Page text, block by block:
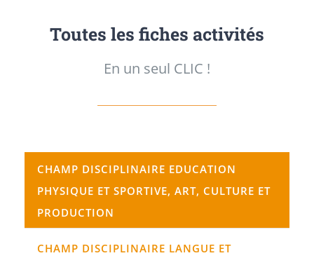
Toutes les fiches activités
En un seul CLIC !
CHAMP DISCIPLINAIRE EDUCATION
PHYSIQUE ET SPORTIVE, ART, CULTURE ET
PRODUCTION
CHAMP DISCIPLINAIRE LANGUE ET